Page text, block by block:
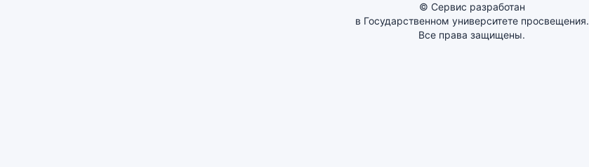
© Сервис разработан
в Государственном университете просвещения.
Все права защищены.